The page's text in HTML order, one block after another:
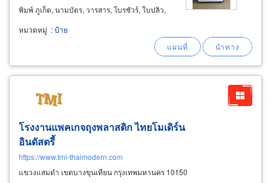
พิมพ์ ภูเก็ต, นามบัตร, วารสาร, โบรชัวร์, ใบปลิว,
แผ่นพับ, โปสเตอร์, แคตตาล็อก, เมนูอาหาร ตราสิน
หมวดหมู่ :ป้าย
โรงงานแพคเกจถุงพลาสติก ไทยโมเดิร์น
อินดัสตรี้
https://www.tmi-thaimodern.com
แขวงแสมดำ เขตบางขุนเทียน กรุงเทพมหานคร 10150